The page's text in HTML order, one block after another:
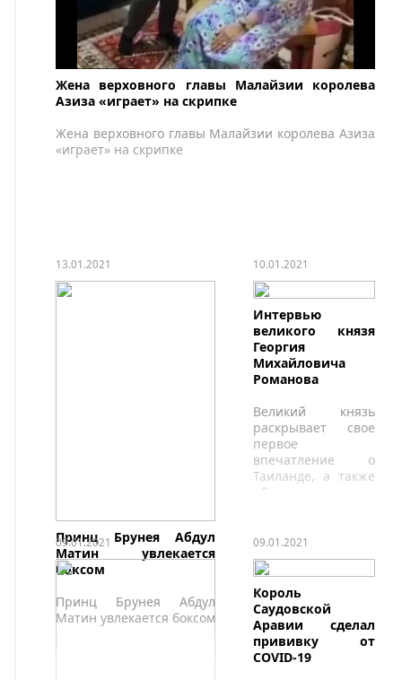
Жена верховного главы Малайзии королева
Азиза «играет» на скрипке
Жена верховного главы Малайзии королева Азиза
«играет» на скрипке
13.01.2021
Принц Брунея Абдул
Матин увлекается
боксом
Принц Брунея Абдул
Матин увлекается боксом
10.01.2021
Интервью
великого князя
Георгия
Михайловича
Романова
Великий князь
раскрывает свое
первое
впечатление о
Таиланде, а также
об императорском
09.01.2021 09.01.2021
Король
Саудовской
Аравии сделал
прививку от
COVID-19